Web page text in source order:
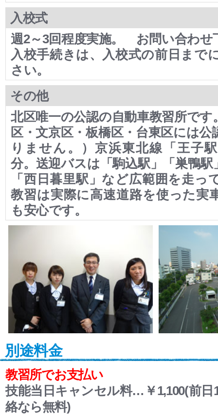
入校式
週2～3回程度実施。 お問い合わせ
入校手続きは、入校式の前日まで
さい。
その他
北区唯一の公認の自動車教習所です
区・文京区・板橋区・台東区には公
りません。）京浜東北線「王子
分。送迎バスは「駒込駅」「巣鴨駅
「西日暮里駅」など広範囲を走っ
教習は実際に高速道路を使った実
も安心です。
別途料金
教習所でお支払い
技能当日キャンセル料…￥1,100(前日
絡なら無料)